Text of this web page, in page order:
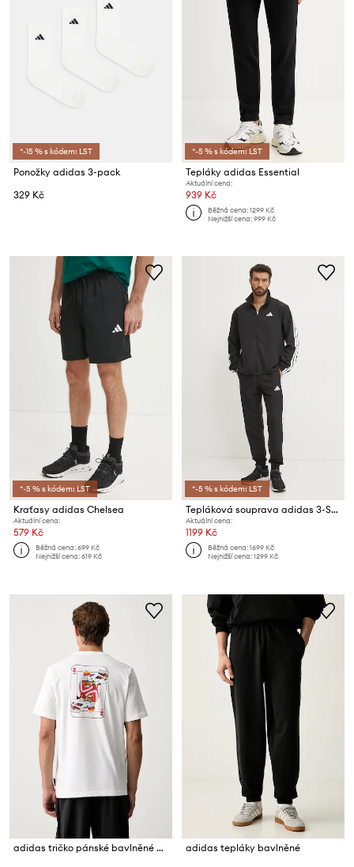
*-15 % s kódem: LST
Ponožky adidas 3-pack
329 Kč
*-5 % s kódem: LST
Tepláky adidas Essential
Aktuální cena:
939 Kč
Běžná cena:1299 Kč
Nejnižší cena:999 Kč
*-5 % s kódem: LST
Kraťasy adidas Chelsea
Aktuální cena:
579 Kč
Běžná cena:699 Kč
Nejnižší cena:619 Kč
*-5 % s kódem: LST
Tepláková souprava adidas 3-Stripes
Aktuální cena:
1199 Kč
Běžná cena:1699 Kč
Nejnižší cena:1299 Kč
adidas tričko pánské bavlněné Novelty
adidas tepláky bavlněné